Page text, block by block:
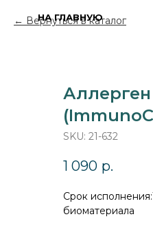
Вернуться в каталог
SKU: 21-632
1 090 р.
Cрок
биоматериала
НА ГЛАВНУЮ